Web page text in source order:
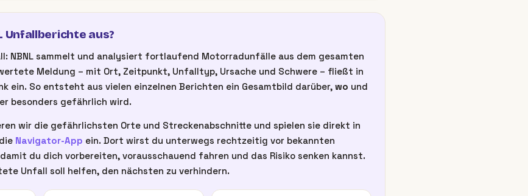
Unfallberichte aus?
NBNL sammelt und analysiert fortlaufend Motorradunfälle aus dem gesamten
Meldung – mit Ort, Zeitpunkt, Unfalltyp, Ursache und Schwere – fließt in
ein. So entsteht aus vielen einzelnen Berichten ein Gesamtbild darüber, wo und
besonders gefährlich wird.
wir die gefährlichsten Orte und Streckenabschnitte und spielen sie direkt in
Navigator-App ein. Dort wirst du unterwegs rechtzeitig vor bekannten
du dich vorbereiten, vorausschauend fahren und das Risiko senken kannst.
Unfall soll helfen, den nächsten zu verhindern.